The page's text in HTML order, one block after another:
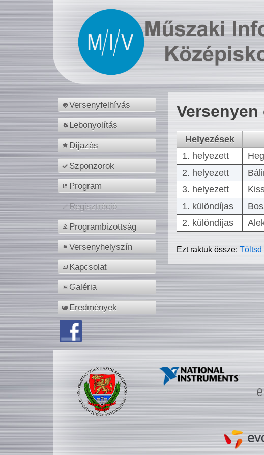
Versenyfelhívás
Lebonyolítás
Díjazás
Szponzorok
Program
Regisztráció
Programbizottság
Versenyhelyszín
Kapcsolat
Galéria
Eredmények
Helyezések
1. helyezett
2. helyezett
3. helyezett
1. különdíjas
2. különdíjas
Ezt raktuk össze:Töltsd